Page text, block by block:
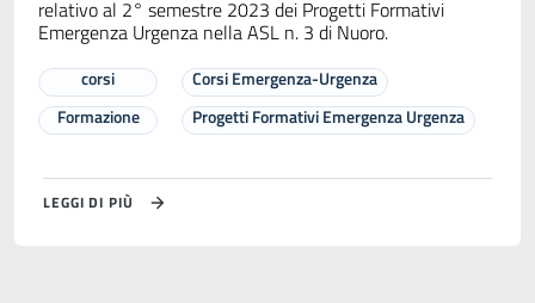
relativo al 2° semestre 2023 dei Progetti Formativi
Emergenza Urgenza nella ASL n. 3 di Nuoro.
corsi
Corsi Emergenza-Urgenza
Formazione
Progetti Formativi Emergenza Urgenza
LEGGI DI PIÙ